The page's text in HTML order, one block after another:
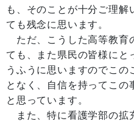
も、そのことが十分ご理解
ても残念に思います。
ただ、こうした高等教育
ても、また県民の皆様にと
うふうに思いますのでこの
となく、自信を持ってこの
と思っています。
また、特に看護学部の拡